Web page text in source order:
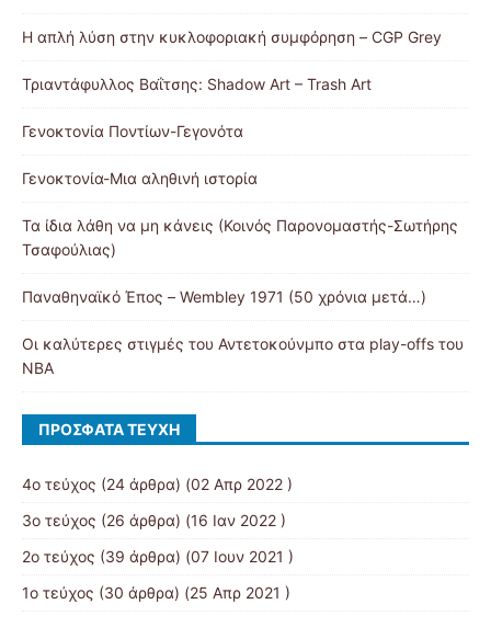
Η απλή λύση στην κυκλοφοριακή συμφόρηση – CGP Grey
Τριαντάφυλλος Βαΐτσης: Shadow Art – Trash Art
Γενοκτονία Ποντίων-Γεγονότα
Γενοκτονία-Μια αληθινή ιστορία
Τα ίδια λάθη να μη κάνεις (Κοινός Παρονομαστής-Σωτήρης
Τσαφούλιας)
Παναθηναϊκό Έπος – Wembley 1971 (50 χρόνια μετά…)
Οι καλύτερες στιγμές του Αντετοκούνμπο στα play-offs του
NBA
ΠΡΌΣΦΑΤΑ ΤΕΎΧΗ
4ο τεύχος (24 άρθρα) (02 Απρ 2022 )
3ο τεύχος (26 άρθρα) (16 Ιαν 2022 )
2ο τεύχος (39 άρθρα) (07 Ιουν 2021 )
1ο τεύχος (30 άρθρα) (25 Απρ 2021 )